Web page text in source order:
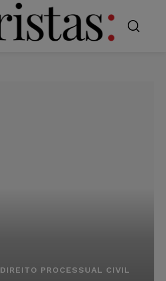
DIREITO PROCESSUAL CIVIL